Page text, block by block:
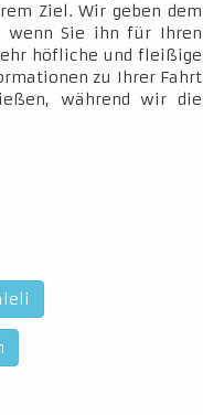
Ziel. Wir geben dem
wenn Sie ihn für Ihren
höfliche und fleißige
zu Ihrer Fahrt
während wir die